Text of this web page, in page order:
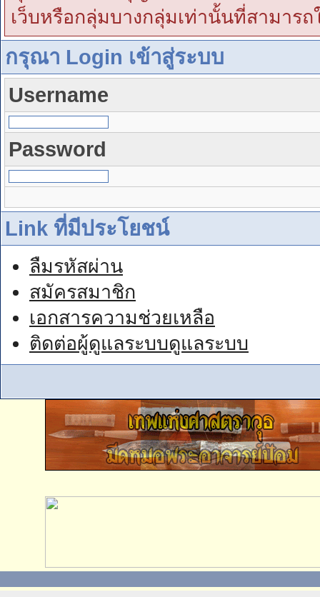
เว็บหรือกลุ่มบางกลุ่มเท่านั้นที่สามารถ
กรุณา Login เข้าสู่ระบบ
Username
Password
Link ที่มีประโยชน์
ลืมรหัสผ่าน
สมัครสมาชิก
เอกสารความช่วยเหลือ
ติดต่อผู้ดูแลระบบดูแลระบบ